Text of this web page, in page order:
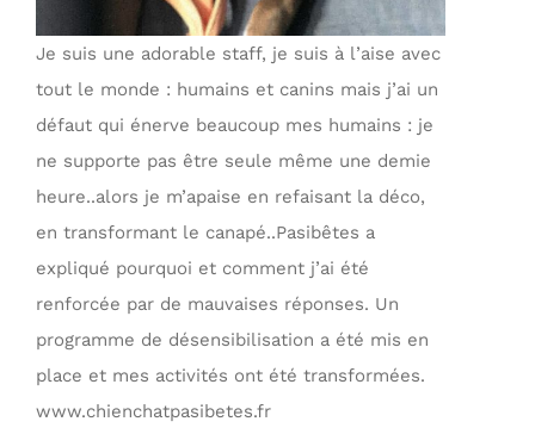
Je suis une adorable staff, je suis à l’aise avec
tout le monde : humains et canins mais j’ai un
défaut qui énerve beaucoup mes humains : je
ne supporte pas être seule même une demie
heure..alors je m’apaise en refaisant la déco,
en transformant le canapé..Pasibêtes a
expliqué pourquoi et comment j’ai été
renforcée par de mauvaises réponses. Un
programme de désensibilisation a été mis en
place et mes activités ont été transformées.
www.chienchatpasibetes.fr